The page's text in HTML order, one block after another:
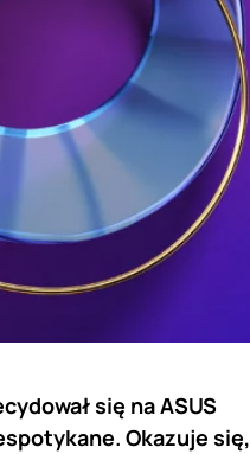
się na ASUS
Okazuje się,